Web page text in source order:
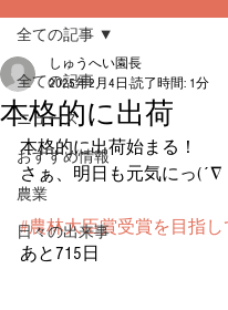
全ての記事
ニュース
おすすめ情報
農業
日々の出来事
全ての記事
本格的に出荷
しゅうへい園長
2025年2月4日 読了時間: 1分
本格的に出荷始まる！
さぁ、明日も元気にっ(´∇
#農林大臣賞受賞を目指し
あと715日